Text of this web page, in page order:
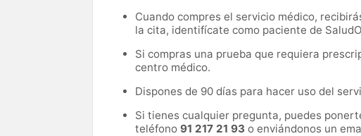
Cuando compres el servicio médico,
la cita, identifícate como paciente de
Si compras una prueba que requiera
centro médico.
Dispones de 90 días para hacer uso del
Si tienes cualquier pregunta, puedes
teléfono 91 217 21 93 o enviándonos un